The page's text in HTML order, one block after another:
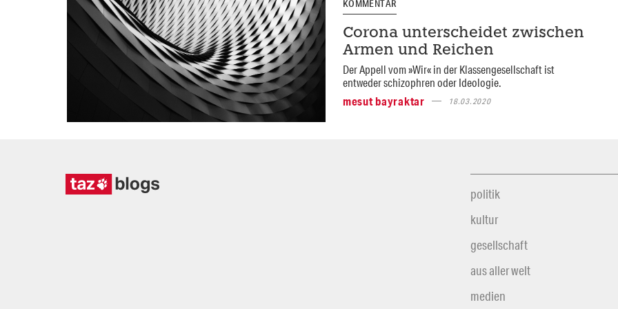
KOMMENTAR
Corona unterscheidet zwischen
Armen und Reichen
Der Appell vom »Wir« in der Klassengesellschaft ist
entweder schizophren oder Ideologie.
mesut bayraktar
18.03.2020
politik
kultur
gesellschaft
aus aller welt
medien